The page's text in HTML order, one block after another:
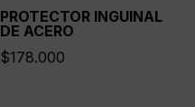
PROTECTOR INGUINAL
DE ACERO
$178.000